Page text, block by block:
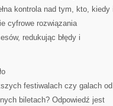
kontrola nad tym, kto, kiedy
cyfrowe rozwiązania
redukując błędy i
festiwalach czy galach
biletach? Odpowiedź jest